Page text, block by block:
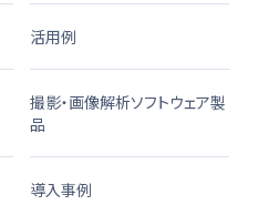
活用例
撮影・画像解析ソフトウェア製
品
導入事例